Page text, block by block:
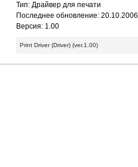
Тип: Драйвер для печати
Последнее обновление: 20.10.2006
Версия: 1.00
Print Driver (Driver) (ver.1.00)